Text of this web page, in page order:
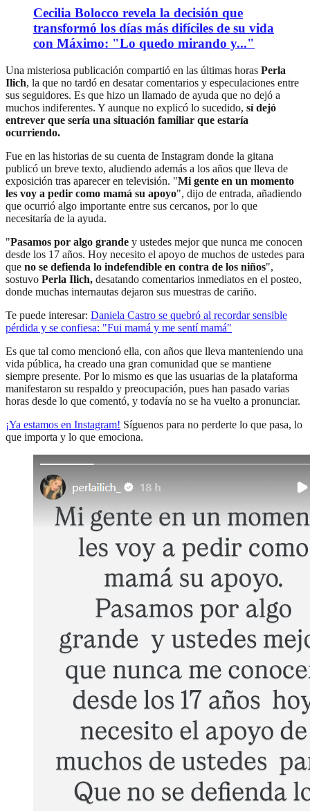
Cecilia Bolocco revela la decisión que
transformó los días más difíciles de su vida
con Máximo: "Lo quedo mirando y..."
Una misteriosa publicación compartió en las últimas horas Perla
Ilich, la que no tardó en desatar comentarios y especulaciones entre
sus seguidores. Es que hizo un llamado de ayuda que no dejó a
muchos indiferentes. Y aunque no explicó lo sucedido, sí dejó
entrever que sería una situación familiar que estaría
ocurriendo.
Fue en las historias de su cuenta de Instagram donde la gitana
publicó un breve texto, aludiendo además a los años que lleva de
exposición tras aparecer en televisión. "Mi gente en un momento
les voy a pedir como mamá su apoyo", dijo de entrada, añadiendo
que ocurrió algo importante entre sus cercanos, por lo que
necesitaría de la ayuda.
"Pasamos por algo grande y ustedes mejor que nunca me conocen
desde los 17 años. Hoy necesito el apoyo de muchos de ustedes para
que no se defienda lo indefendible en contra de los niños",
sostuvo Perla Ilich, desatando comentarios inmediatos en el posteo,
donde muchas internautas dejaron sus muestras de cariño.
Te puede interesar: Daniela Castro se quebró al recordar sensible
pérdida y se confiesa: "Fui mamá y me sentí mamá"
Es que tal como mencionó ella, con años que lleva manteniendo una
vida pública, ha creado una gran comunidad que se mantiene
siempre presente. Por lo mismo es que las usuarias de la plataforma
manifestaron su respaldo y preocupación, pues han pasado varias
horas desde lo que comentó, y todavía no se ha vuelto a pronunciar.
¡Ya estamos en Instagram! Síguenos para no perderte lo que pasa, lo
que importa y lo que emociona.